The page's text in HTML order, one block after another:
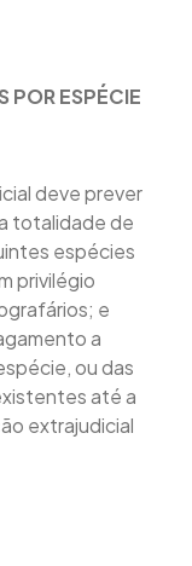
POR ESPÉCIE
deve prever
totalidade de
espécies
privilégio
e
a
ou das
até a
extrajudicial